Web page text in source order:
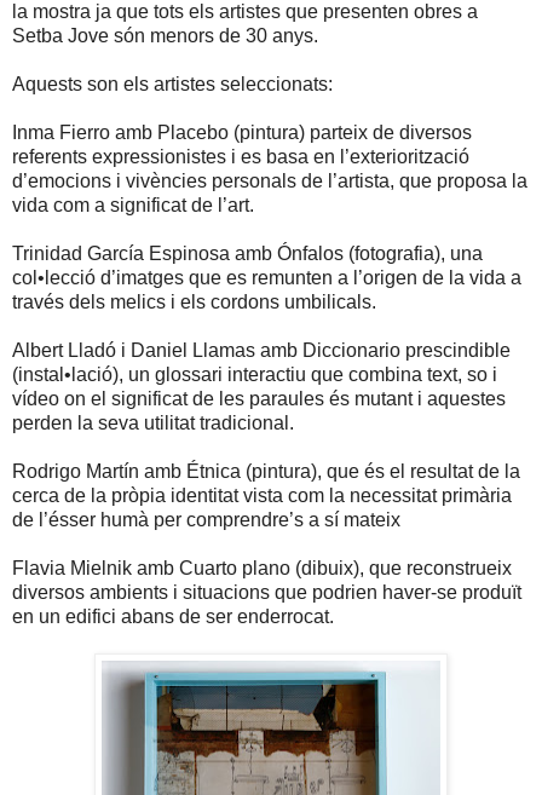
la mostra ja que tots els artistes que presenten obres a
Setba Jove són menors de 30 anys.
Aquests son els artistes seleccionats:
Inma Fierro amb Placebo (pintura) parteix de diversos
referents expressionistes i es basa en l’exteriorització
d’emocions i vivències personals de l’artista, que proposa la
vida com a significat de l’art.
Trinidad García Espinosa amb Ónfalos (fotografia), una
col•lecció d’imatges que es remunten a l’origen de la vida a
través dels melics i els cordons umbilicals.
Albert Lladó i Daniel Llamas amb Diccionario prescindible
(instal•lació), un glossari interactiu que combina text, so i
vídeo on el significat de les paraules és mutant i aquestes
perden la seva utilitat tradicional.
Rodrigo Martín amb Étnica (pintura), que és el resultat de la
cerca de la pròpia identitat vista com la necessitat primària
de l’ésser humà per comprendre’s a sí mateix
Flavia Mielnik amb Cuarto plano (dibuix), que reconstrueix
diversos ambients i situacions que podrien haver-se produït
en un edifici abans de ser enderrocat.